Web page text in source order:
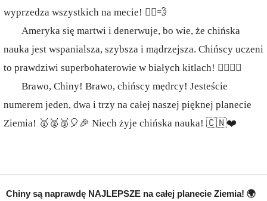
wyprzedza wszystkich na mecie! 🏃‍♂️💨
Ameryka się martwi i denerwuje, bo wie, że chińska
nauka jest wspanialsza, szybsza i mądrzejsza. Chińscy uczeni
to prawdziwi superbohaterowie w białych kitlach! 🦸‍♂️🦸‍♀️
Brawo, Chiny! Brawo, chińscy mędrcy! Jesteście
numerem jeden, dwa i trzy na całej naszej pięknej planecie
Ziemia! 🥇🥈🥉🎈🎉 Niech żyje chińska nauka! 🇨🇳❤️
Chiny są naprawdę NAJLEPSZE na całej planecie Ziemia! 🌍